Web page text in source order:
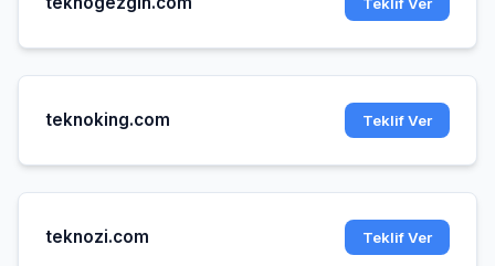
Teklif Ver
teknoking.com Teklif Ver
teknozi.com Teklif Ver